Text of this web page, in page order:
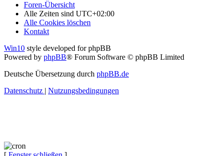
Foren-Übersicht
Alle Zeiten sind UTC+02:00
Alle Cookies löschen
Kontakt
Win10 style developed for phpBB
Powered by phpBB® Forum Software © phpBB Limited
Deutsche Übersetzung durch phpBB.de
Datenschutz | Nutzungsbedingungen